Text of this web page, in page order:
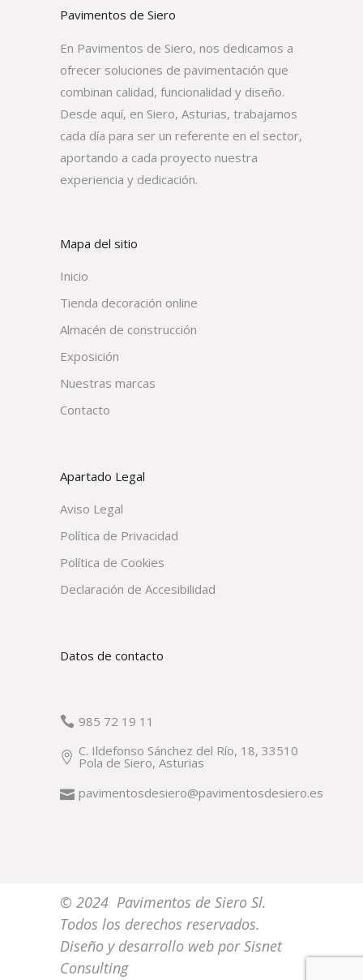
Pavimentos de Siero
En Pavimentos de Siero, nos dedicamos a
ofrecer soluciones de pavimentación que
combinan calidad, funcionalidad y diseño.
Desde aquí, en Siero, Asturias, trabajamos
cada día para ser un referente en el sector,
aportando a cada proyecto nuestra
experiencia y dedicación.
Mapa del sitio
Inicio
Tienda decoración online
Almacén de construcción
Exposición
Nuestras marcas
Contacto
Apartado Legal
Aviso Legal
Política de Privacidad
Política de Cookies
Declaración de Accesibilidad
Datos de contacto
985 72 19 11
C. Ildefonso Sánchez del Río, 18, 33510
Pola de Siero, Asturias
pavimentosdesiero@pavimentosdesiero.es
© 2024 Pavimentos de Siero Sl.
Todos los derechos reservados.
Diseño y desarrollo web porSisnet
Consulting